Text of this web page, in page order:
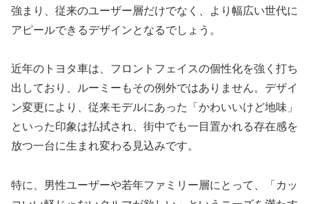
強まり、従来のユーザー層だけでなく、より幅広い世代に
アピールできるデザインとなるでしょう。
近年のトヨタ車は、フロントフェイスの個性化を強く打ち
出しており、ルーミーもその例外ではありません。デザイ
ン変更により、従来モデルにあった「かわいいけど地味」
といった印象は払拭され、街中でも一目置かれる存在感を
放つ一台に生まれ変わる見込みです。
特に、男性ユーザーや若年ファミリー層にとって、「カッ